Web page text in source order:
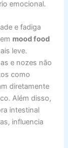
emocional.
e fadiga
mood food
leve.
e nozes não
como
diretamente
Além disso,
intestinal
influencia